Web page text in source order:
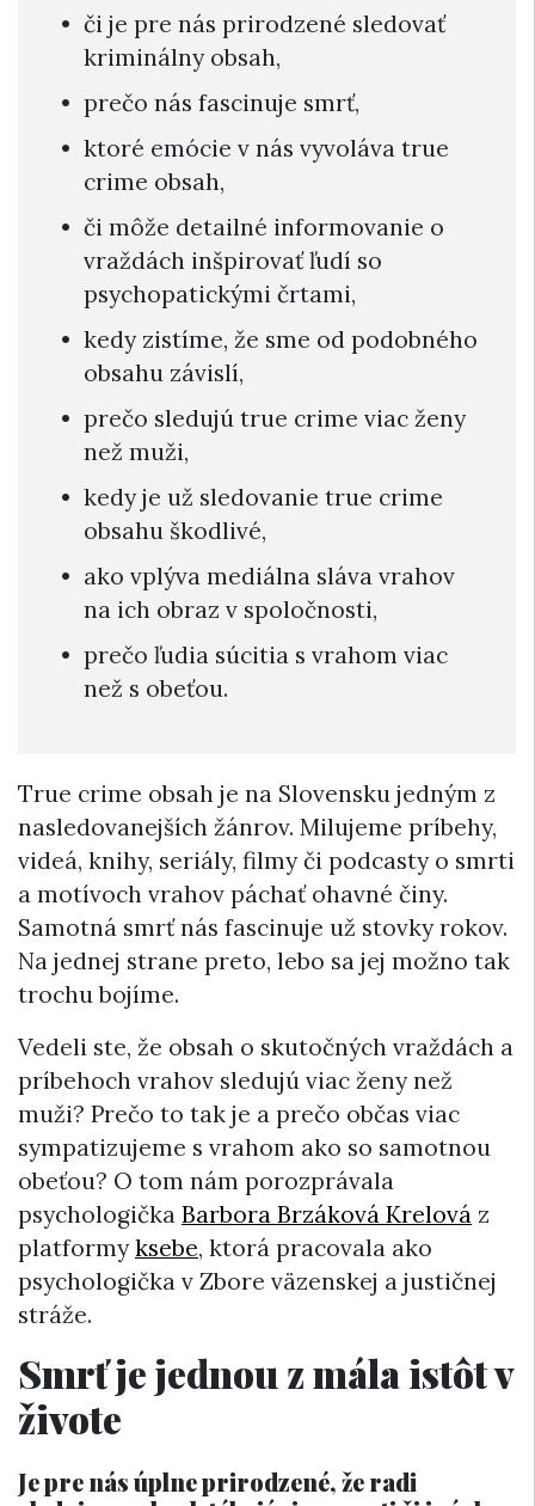
či je pre nás prirodzené sledovať
kriminálny obsah,
prečo nás fascinuje smrť,
ktoré emócie v nás vyvoláva true
crime obsah,
či môže detailné informovanie o
vraždách inšpirovať ľudí so
psychopatickými črtami,
kedy zistíme, že sme od podobného
obsahu závislí,
prečo sledujú true crime viac ženy
než muži,
kedy je už sledovanie true crime
obsahu škodlivé,
ako vplýva mediálna sláva vrahov
na ich obraz v spoločnosti,
prečo ľudia súcitia s vrahom viac
než s obeťou.
True crime obsah je na Slovensku jedným z
nasledovanejších žánrov. Milujeme príbehy,
videá, knihy, seriály, filmy či podcasty o smrti
a motívoch vrahov páchať ohavné činy.
Samotná smrť nás fascinuje už stovky rokov.
Na jednej strane preto, lebo sa jej možno tak
trochu bojíme.
Vedeli ste, že obsah o skutočných vraždách a
príbehoch vrahov sledujú viac ženy než
muži? Prečo to tak je a prečo občas viac
sympatizujeme s vrahom ako so samotnou
obeťou? O tom nám porozprávala
psychologička Barbora Brzáková Krelová z
platformyksebe, ktorá pracovala ako
psychologička v Zbore väzenskej a justičnej
stráže.
Smrť je jednou z mála istôt v
živote
Je pre nás úplne prirodzené, že radi